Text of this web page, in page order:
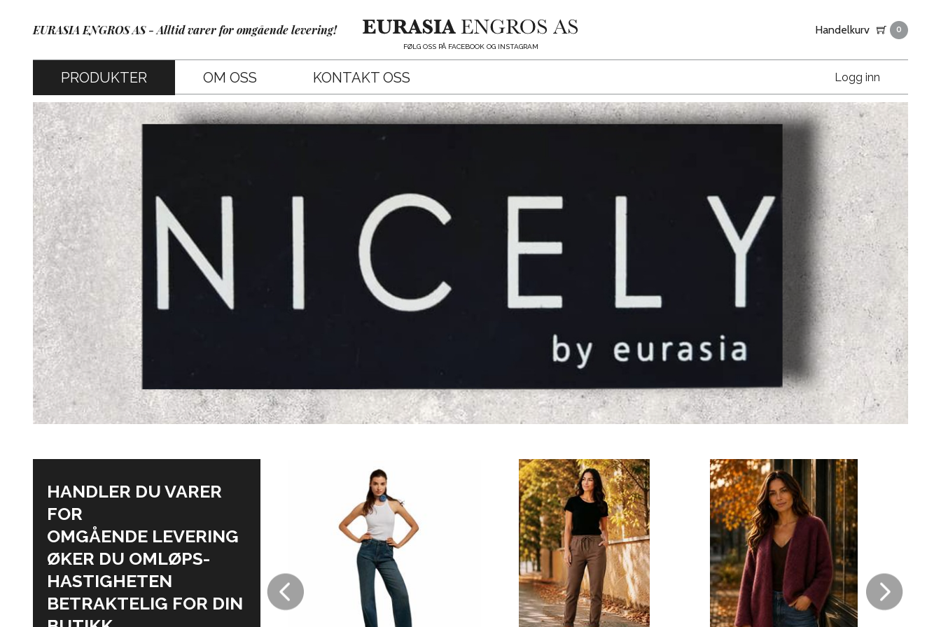
EURASIA ENGROS AS - Alltid varer for omgående levering!
FØLG OSS PÅ FACEBOOK OG INSTAGRAM
PRODUKTER OM OSS KONTAKT OSS Logg inn
Handelkurv 0
HANDLER DU VARER
FOR
OMGÅENDE LEVERING
ØKER DU OMLØPS-
HASTIGHETEN
BETRAKTELIG FOR DIN